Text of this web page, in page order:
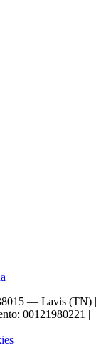
— Lavis (TN) |
00121980221 |